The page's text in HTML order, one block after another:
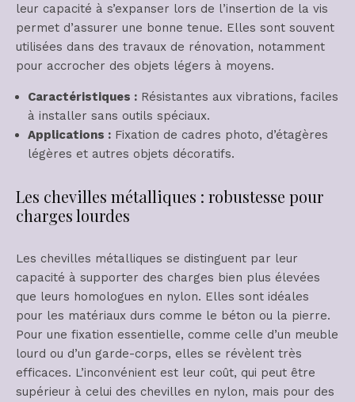
leur capacité à s’expanser lors de l’insertion de la vis
permet d’assurer une bonne tenue. Elles sont souvent
utilisées dans des travaux de rénovation, notamment
pour accrocher des objets légers à moyens.
Caractéristiques : Résistantes aux vibrations, faciles
à installer sans outils spéciaux.
Applications : Fixation de cadres photo, d’étagères
légères et autres objets décoratifs.
Les chevilles métalliques : robustesse pour
charges lourdes
Les chevilles métalliques se distinguent par leur
capacité à supporter des charges bien plus élevées
que leurs homologues en nylon. Elles sont idéales
pour les matériaux durs comme le béton ou la pierre.
Pour une fixation essentielle, comme celle d’un meuble
lourd ou d’un garde-corps, elles se révèlent très
efficaces. L’inconvénient est leur coût, qui peut être
supérieur à celui des chevilles en nylon, mais pour des